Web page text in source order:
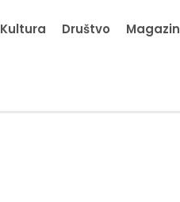
Kultura Društvo Magazin